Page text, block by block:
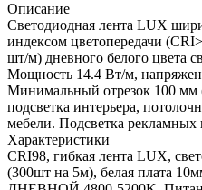
Описание
Светодиодная лента LUX
индексом цветопередачи
шт/м) дневного белого цвета
Мощность 14.4 Вт/м,
Минимальный отрезок 100 мм
подсветка интерьера,
мебели. Подсветка рекламных
Характеристики
CRI98, гибкая лента LUX,
(300шт на 5м), белая плата